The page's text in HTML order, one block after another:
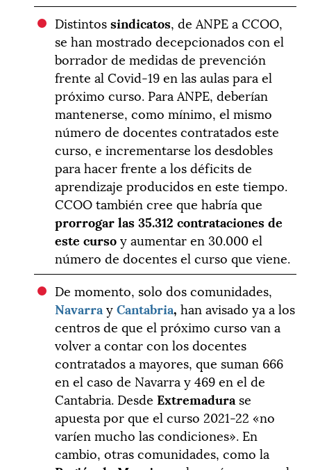
Distintossindicatos, de ANPE a CCOO,
se han mostrado decepcionados con el
borrador de medidas de prevención
frente al Covid-19 en las aulas para el
próximo curso. Para ANPE, deberían
mantenerse, como mínimo, el mismo
número de docentes contratados este
curso, e incrementarse los desdobles
para hacer frente a los déficits de
aprendizaje producidos en este tiempo.
CCOO también cree que habría que
prorrogar las 35.312 contrataciones de
este cursoy aumentar en 30.000 el
número de docentes el curso que viene.
De momento, solo dos comunidades,
Navarra yCantabria, han avisado ya a los
centros de que el próximo curso van a
volver a contar con los docentes
contratados a mayores, que suman 666
en el caso de Navarra y 469 en el de
Cantabria. Desde Extremadura se
apuesta por que el curso 2021-22 «no
varíen mucho las condiciones». En
cambio, otras comunidades, como la